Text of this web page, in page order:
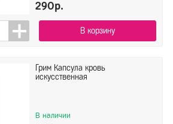
Сбросить
290р.
В корзину
Грим Капсула кровь
искусственная
В наличии